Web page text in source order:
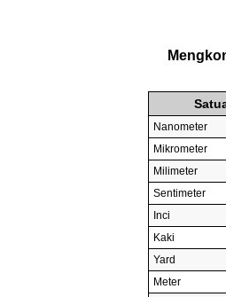
Nanometer
Mikrometer
Milimeter
Sentimeter
Inci
Kaki
Yard
Meter